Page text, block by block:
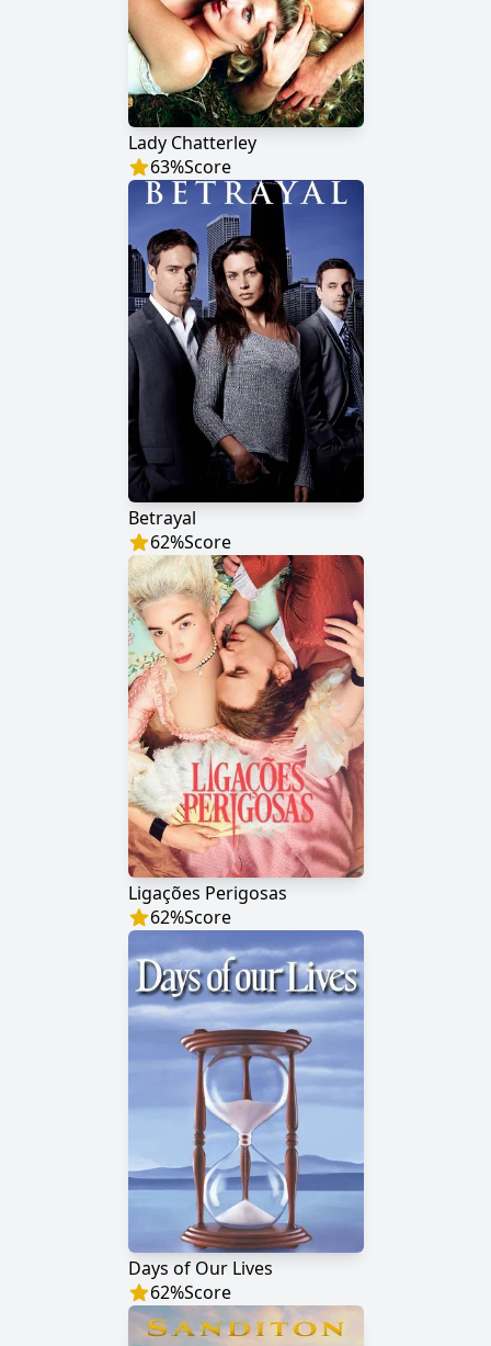
Lady Chatterley
63%Score
Betrayal
62%Score
Ligações Perigosas
62%Score
Days of Our Lives
62%Score